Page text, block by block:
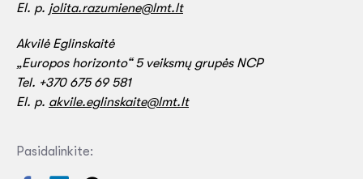
El. p. jolita.razumiene@lmt.lt
Akvilė Eglinskaitė
„Europos horizonto“ 5 veiksmų grupės NCP
Tel. +370 675 69 581
El. p. akvile.eglinskaite@lmt.lt
Pasidalinkite: